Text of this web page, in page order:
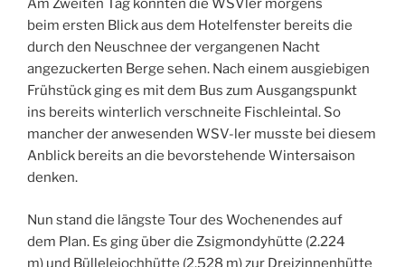
Am Zweiten Tag konnten die WSVler morgens
beim ersten Blick aus dem Hotelfenster bereits die
durch den Neuschnee der vergangenen Nacht
angezuckerten Berge sehen. Nach einem ausgiebigen
Frühstück ging es mit dem Bus zum Ausgangspunkt
ins bereits winterlich verschneite Fischleintal. So
mancher der anwesenden WSV-ler musste bei diesem
Anblick bereits an die bevorstehende Wintersaison
denken.
Nun stand die längste Tour des Wochenendes auf
dem Plan. Es ging über die Zsigmondyhütte (2.224
m) und Büllelejochhütte (2.528 m) zur Dreizinnenhütte